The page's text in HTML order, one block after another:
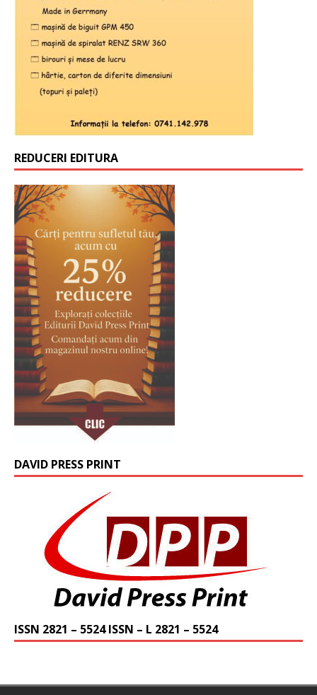
REDUCERI EDITURA
DAVID PRESS PRINT
ISSN 2821 – 5524 ISSN – L 2821 – 5524